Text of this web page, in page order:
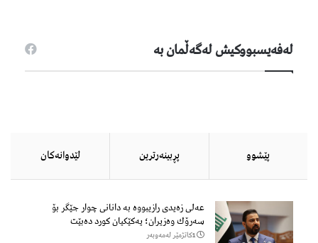
لەفەیسبووكیش لەگەڵمان بە
پێشوو پڕبینەرترین لێدوانەكان
عەلی زەیدی رازیبووە بە دانانی چوار جێگر بۆ
سەرۆك وەزیران؛ یەكێكیان كورد دەبێت
1كاتژمێر لەمەوبەر